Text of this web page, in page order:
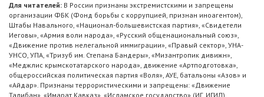
Для читателей: В России признаны экстремистскими и запрещены
организации ФБК (Фонд борьбы с коррупцией, признан иноагентом),
Штабы Навального, «Национал-большевистская партия», «Свидетели
Иеговы», «Армия воли народа», «Русский общенациональный союз»,
«Движение против нелегальной иммиграции», «Правый сектор», УНА-
УНСО, УПА, «Тризуб им. Степана Бандеры», «Мизантропик дивижн»,
«Меджлис крымскотатарского народа», движение «Артподготовка»,
общероссийская политическая партия «Воля», АУЕ, батальоны «Азов» и
«Айдар». Признаны террористическими и запрещены: «Движение
Талибан», «Имарат Кавказ», «Исламское государство» (ИГ, ИГИЛ),